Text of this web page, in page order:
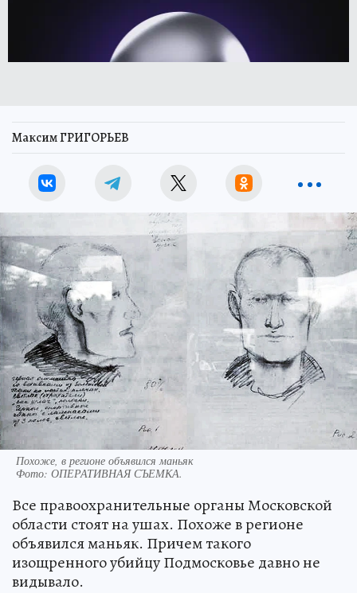
Максим ГРИГОРЬЕВ
Похоже, в регионе объявился маньяк
Фото: ОПЕРАТИВНАЯ СЪЕМКА.
Все правоохранительные органы Московской
области стоят на ушах. Похоже в регионе
объявился маньяк. Причем такого
изощренного убийцу Подмосковье давно не
видывало.